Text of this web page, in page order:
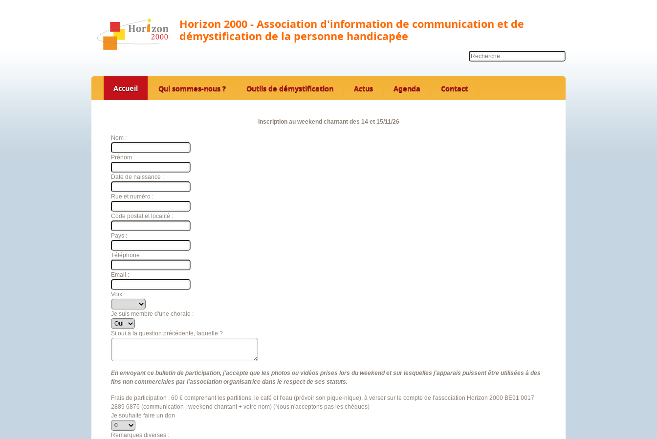
Horizon 2000 - Association d'information de communication et de
démystification de la personne handicapée
Accueil Qui sommes-nous ? Outils de démystification Actus Agenda Contact
Inscription au weekend chantant des 14 et 15/11/26
Nom :
Prénom :
Date de naissance :
Rue et numéro :
Code postal et localité :
Pays :
Téléphone :
Email :
Voix :
Je suis membre d'une chorale :
Si oui à la question précédente, laquelle ?
En envoyant ce bulletin de participation, j'accepte que les photos ou vidéos prises lors du weekend et sur lesquelles j'apparais puissent être utilisées à des
fins non commerciales par l'association organisatrice dans le respect de ses statuts.
Frais de participation : 60 € comprenant les partitions, le café et l'eau (prévoir son pique-nique), à verser sur le compte de l'association Horizon 2000 BE91 0017
2889 6876 (communication : weekend chantant + votre nom) (Nous n'acceptons pas les chèques)
Je souhaite faire un don
Remarques diverses :